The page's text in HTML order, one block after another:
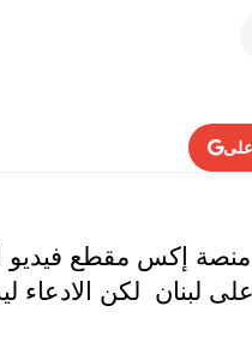
لبنان  لكن